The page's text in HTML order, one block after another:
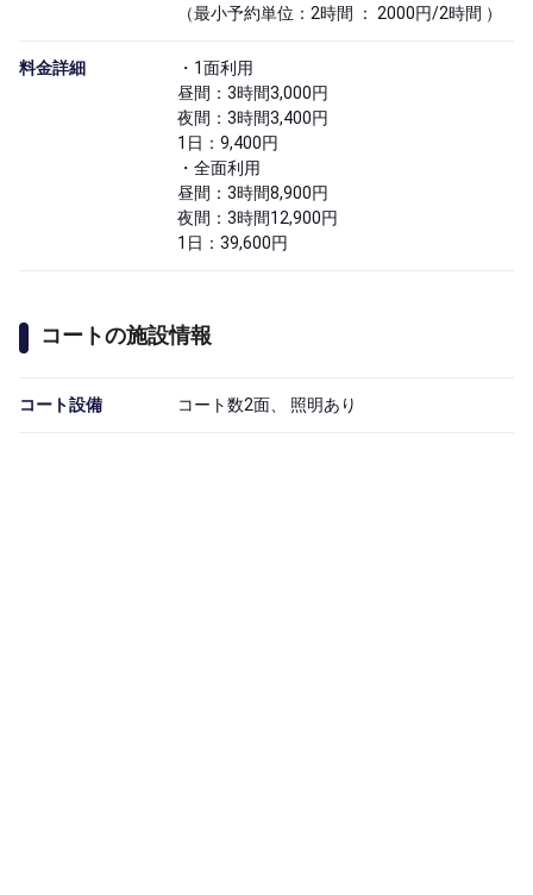
（最小予約単位：2時間 ： 2000円/2時間 ）
料金詳細
・1面利用
昼間：3時間3,000円
夜間：3時間3,400円
1日：9,400円
・全面利用
昼間：3時間8,900円
夜間：3時間12,900円
1日：39,600円
コートの施設情報
コート設備 コート数2面、 照明あり